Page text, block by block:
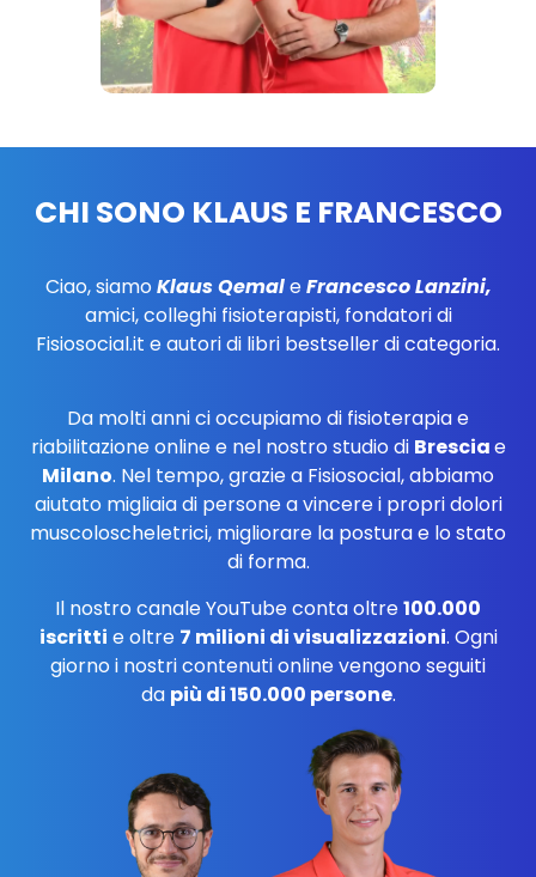
CHI SONO KLAUS E FRANCESCO
Ciao, siamoKlaus QemaleFrancesco Lanzini,
amici, colleghi fisioterapisti, fondatori di
Fisiosocial.it e autori di libri bestseller di categoria.
Da molti anni ci occupiamo di fisioterapia e
riabilitazione online e nel nostro studio di Bresciae
Milano. Nel tempo, grazie a Fisiosocial, abbiamo
aiutato migliaia di persone a vincere i propri dolori
muscoloscheletrici, migliorare la postura e lo stato
di forma.
Il nostro canale YouTube conta oltre100.000
iscritti e oltre 7 milioni di visualizzazioni. Ogni
giorno i nostri contenuti online vengono seguiti
da più di 150.000 persone.